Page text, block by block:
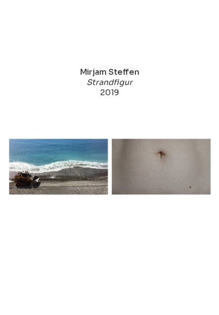
Mirjam Steffen
Strandfigur
2019